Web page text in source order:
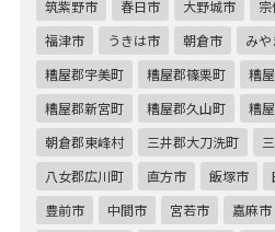
筑紫野市
春日市 大野城市
福津市
うきは市 朝倉市 み
糟屋郡宇美町
糟屋郡篠栗町 糟
糟屋郡新宮町
糟屋郡久山町 糟
朝倉郡東峰村
三井郡大刀洗町
八女郡広川町
直方市 飯塚市
豊前市
中間市 宮若市 嘉麻市